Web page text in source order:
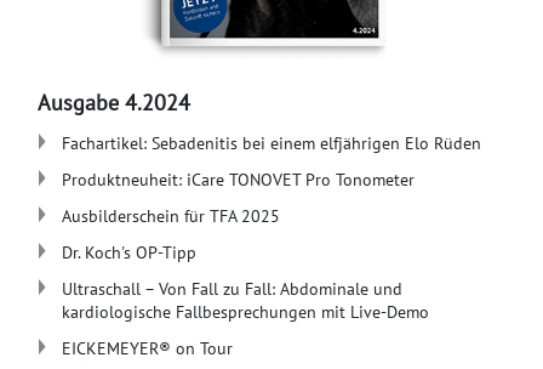
Ausgabe 4.2024
Fachartikel: Sebadenitis bei einem elfjährigen Elo Rüden
Produktneuheit: iCare TONOVET Pro Tonometer
Ausbilderschein für TFA 2025
Dr. Koch's OP-Tipp
​Ultraschall – Von Fall zu Fall: Abdominale und
kardiologische Fallbesprechungen mit Live-Demo
​​EICKEMEYER® on Tour